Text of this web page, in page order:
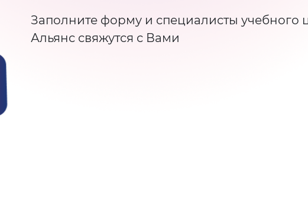
Заполните форму и специалисты учебного
Альянс свяжутся с Вами